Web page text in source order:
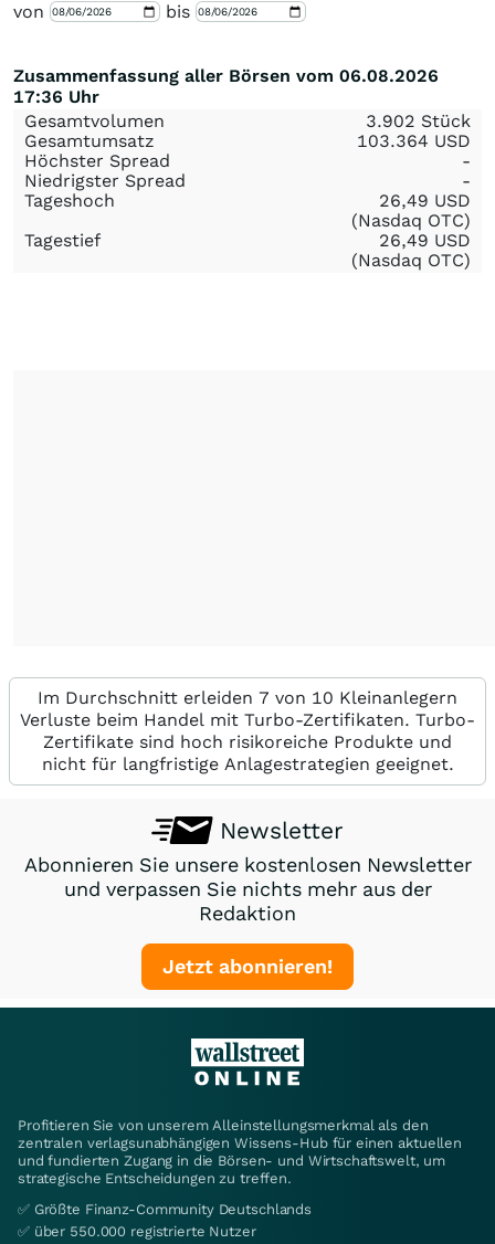
von
bis
Zusammenfassung aller Börsen vom 06.08.2026
17:36 Uhr
Gesamtvolumen
3.902 Stück
Gesamtumsatz
103.364 USD
Höchster Spread
-
Niedrigster Spread
-
Tageshoch
26,49 USD
(Nasdaq OTC)
Tagestief
26,49 USD
(Nasdaq OTC)
Im Durchschnitt erleiden 7 von 10 Kleinanlegern
Verluste beim Handel mit Turbo-Zertifikaten. Turbo-
Zertifikate sind hoch risikoreiche Produkte und
nicht für langfristige Anlagestrategien geeignet.
Newsletter
Abonnieren Sie unsere kostenlosen Newsletter
und verpassen Sie nichts mehr aus der
Redaktion
Jetzt abonnieren!
Profitieren Sie von unserem Alleinstellungsmerkmal als den
zentralen verlagsunabhängigen Wissens-Hub für einen aktuellen
und fundierten Zugang in die Börsen- und Wirtschaftswelt, um
strategische Entscheidungen zu treffen.
✅ Größte Finanz-Community Deutschlands
✅ über 550.000 registrierte Nutzer